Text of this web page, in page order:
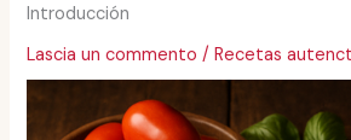
Introducción
Lascia un commento /Recetas